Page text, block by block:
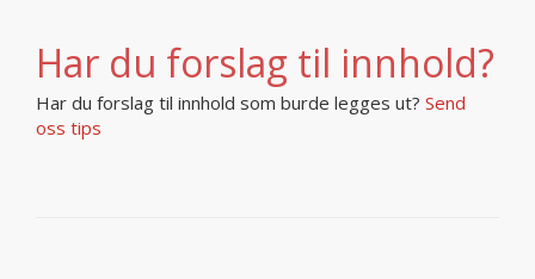
Har du forslag til innhold?
Har du forslag til innhold som burde legges ut? Send
oss tips